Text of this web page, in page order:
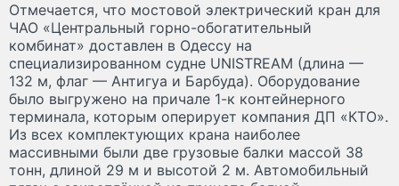
Отмечается, что мостовой электрический кран для
ЧАО «Центральный горно-обогатительный
комбинат» доставлен в Одессу на
специализированном судне UNISTREAM (длина —
132 м, флаг — Антигуа и Барбуда). Оборудование
было выгружено на причале 1-к контейнерного
терминала, которым оперирует компания ДП «КТО».
Из всех комплектующих крана наиболее
массивными были две грузовые балки массой 38
тонн, длиной 29 м и высотой 2 м. Автомобильный